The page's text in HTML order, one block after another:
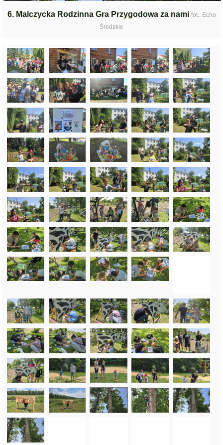
6. Malczycka Rodzinna Gra Przygodowa za nami fot.: Echo
Średzkie